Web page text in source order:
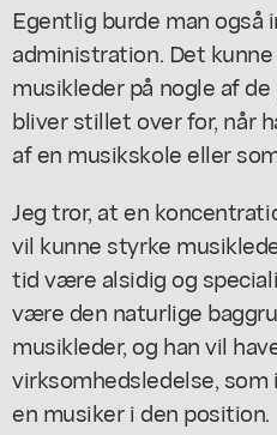
Egentlig burde man også
administration. Det
musikleder på nogle af
bliver stillet over for, når
af en musikskole eller
Jeg tror, at en
vil kunne styrke
tid være alsidig og
være den naturlige
musikleder, og han vil
virksomhedsledelse,
en musiker i den position.